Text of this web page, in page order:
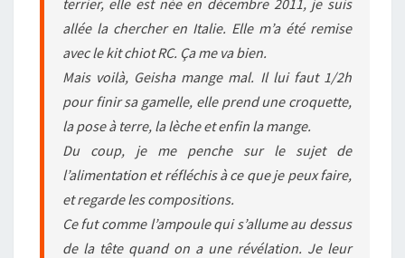
allée la chercher en Italie. Elle m’a été remise
avec le kit chiot RC. Ça me va bien.
Mais voilà, Geisha mange mal. Il lui faut 1/2h
pour finir sa gamelle, elle prend une croquette,
la pose à terre, la lèche et enfin la mange.
Du coup, je me penche sur le sujet de
l’alimentation et réfléchis à ce que je peux faire,
et regarde les compositions.
Ce fut comme l’ampoule qui s’allume au dessus
de la tête quand on a une révélation. Je leur